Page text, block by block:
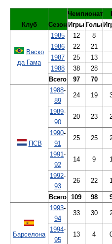
Клуб Сезон
Чемпионат
Игры Голы
Васко
да Гама
1985 12
8
1986
22
21
1987
25
13
1988
38
28
Всего
97 70
ПСВ
1988-
89
24 19
1989-
90
20 23
1990-
91
25 25
1991-
92
14 9 1
1992-
93
26 22 1
Всего 109 98
Барселона
1993-
94
33 30
1994-
95
13 4